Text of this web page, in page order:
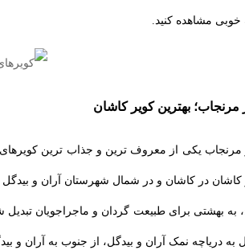
خوبی مشاهده کنید.
مرنجاب؛ بهترین کویر کاشان
مرنجاب یکی از معروف ‌ترین و جذاب ترین
کاشان در کاشان و در شمال شهرستان آران و
به بهشتی برای طبیعت ‌گردان و ماجراجویان
به دریاچه نمک آران و بیدگل، از جنوب به آران و